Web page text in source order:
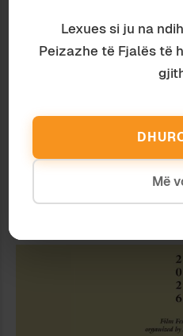
SHKRIMTARI
Lexues si ju na
Peizazhe të Fjalës të
Më